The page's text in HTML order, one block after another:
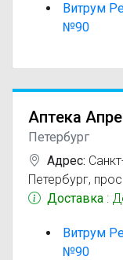
Витрум
№90
Аптека
Петербург
Адрес:
Петербург,
Доставка :
Витрум
№90